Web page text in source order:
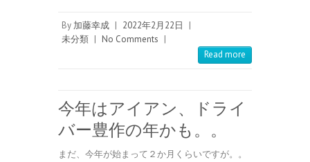
By 加藤幸成 | 2022年2月22日
|
未分類 | No Comments |
Read more
今年はアイアン、ドライ
バー豊作の年かも。。
まだ、今年が始まって２か月くらいですが。。